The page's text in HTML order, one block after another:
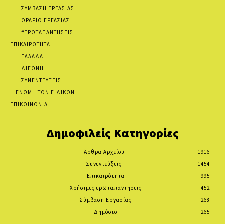
ΣΥΜΒΑΣΗ ΕΡΓΑΣΙΑΣ
ΩΡΑΡΙΟ ΕΡΓΑΣΙΑΣ
#ΕΡΩΤΑΠΑΝΤΗΣΕΙΣ
ΕΠΙΚΑΙΡΟΤΗΤΑ
ΕΛΛΑΔΑ
ΔΙΕΘΝΗ
ΣΥΝΕΝΤΕΥΞΕΙΣ
Η ΓΝΩΜΗ ΤΩΝ ΕΙΔΙΚΩΝ
ΕΠΙΚΟΙΝΩΝΙΑ
Δημοφιλείς Κατηγορίες
Άρθρα Αρχείου
1916
Συνεντεύξεις
1454
Επικαιρότητα
995
Χρήσιμες ερωταπαντήσεις
452
Σύμβαση Εργασίας
268
Δημόσιο
265